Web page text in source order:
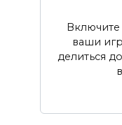
ваши
делиться